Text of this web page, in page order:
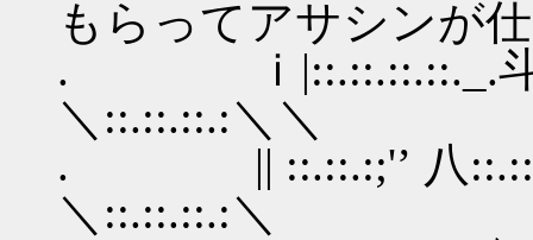
もらってアサシンが
. ｉ|::.::.::.::._.斗
＼::.::.::.:＼＼
. || ::.::.:;'’ 八
＼::.::.::.:＼